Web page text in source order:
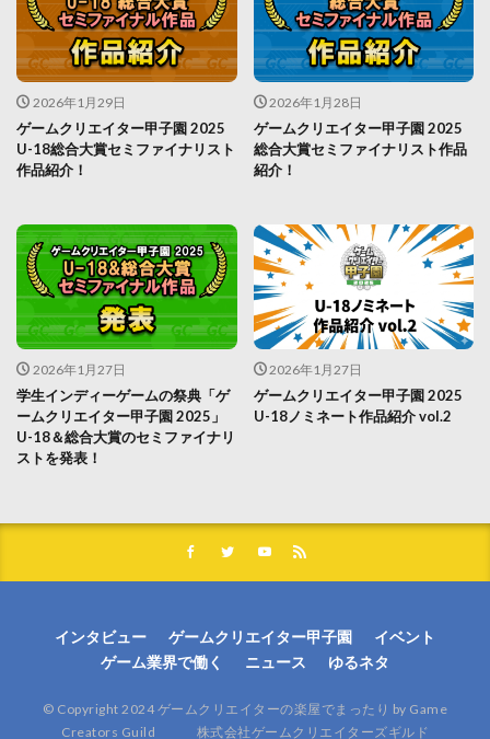
2026年1月29日
ゲームクリエイター甲子園 2025
U-18総合大賞セミファイナリスト
作品紹介！
2026年1月28日
ゲームクリエイター甲子園 2025
総合大賞セミファイナリスト作品
紹介！
2026年1月27日
学生インディーゲームの祭典「ゲ
ームクリエイター甲子園 2025」
U-18＆総合大賞のセミファイナリ
ストを発表！
2026年1月27日
ゲームクリエイター甲子園 2025
U-18ノミネート作品紹介 vol.2
インタビュー ゲームクリエイター甲子園
イベント
ゲーム業界で働く
ニュース ゆるネタ
© Copyright 2024 ゲームクリエイターの楽屋でまったり by Game
Creators Guild 株式会社ゲームクリエイターズギルド